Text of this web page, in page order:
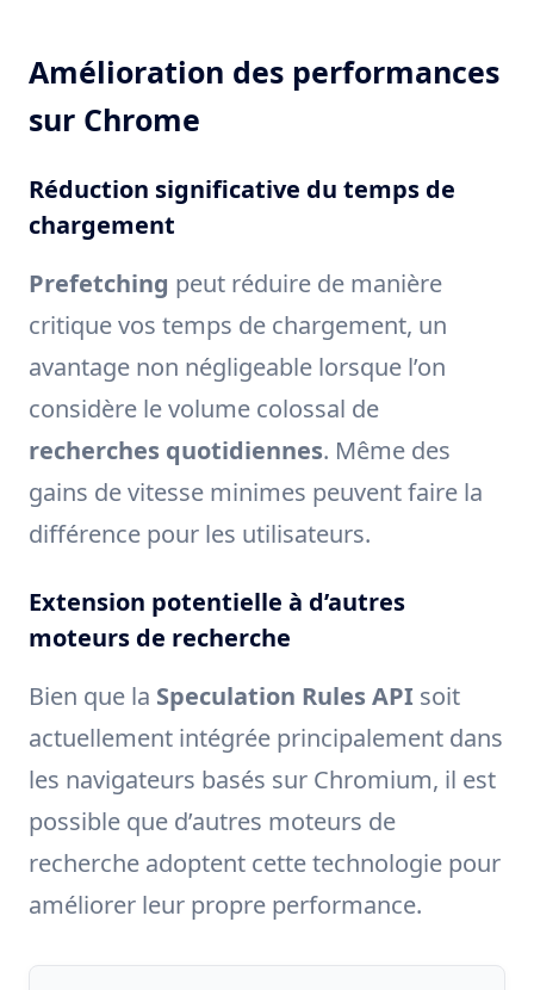
Amélioration des performances
sur Chrome
Réduction significative du temps de
chargement
Prefetching peut réduire de manière
critique vos temps de chargement, un
avantage non négligeable lorsque l’on
considère le volume colossal de
recherches quotidiennes. Même des
gains de vitesse minimes peuvent faire la
différence pour les utilisateurs.
Extension potentielle à d’autres
moteurs de recherche
Bien que la Speculation Rules API soit
actuellement intégrée principalement dans
les navigateurs basés sur Chromium, il est
possible que d’autres moteurs de
recherche adoptent cette technologie pour
améliorer leur propre performance.